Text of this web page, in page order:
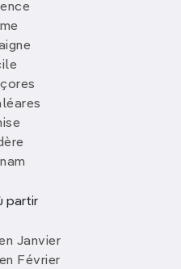
partir
Janvier
Février